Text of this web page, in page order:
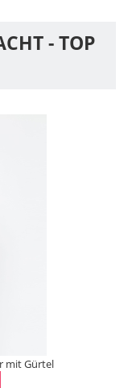
- TOP
mit Gürtel